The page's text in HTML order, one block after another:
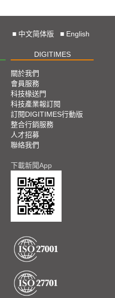
■ 中文简体版 ■ English
DIGITIMES
關於我們
會員服務
科技椽送門
科技產業報訂閱
訂閱DIGITIMES行動版
整合行銷服務
人才招募
聯絡我們
下載新聞App